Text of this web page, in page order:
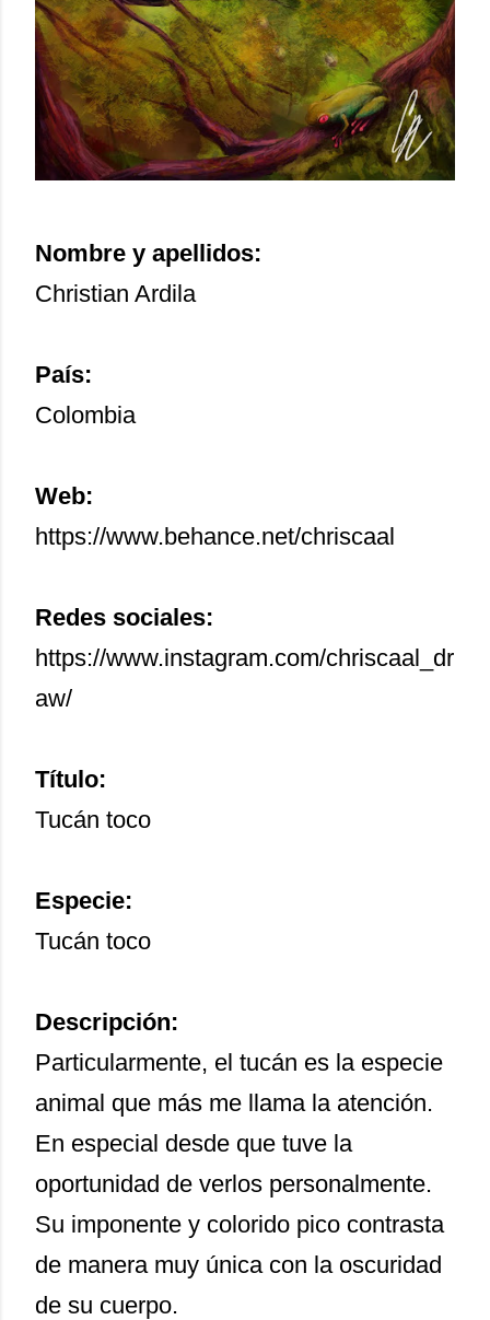
Nombre y apellidos:
Christian Ardila
País:
Colombia
Web:
https://www.behance.net/chriscaal
Redes sociales:
https://www.instagram.com/chriscaal_dr
aw/
Título:
Tucán toco
Especie:
Tucán toco
Descripción:
Particularmente, el tucán es la especie
animal que más me llama la atención.
En especial desde que tuve la
oportunidad de verlos personalmente.
Su imponente y colorido pico contrasta
de manera muy única con la oscuridad
de su cuerpo.